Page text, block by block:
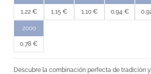
1,22 € 1,15 € 1,10 € 0,94 €
2000
0,78 €
Descubre la combinación perfecta de tradición